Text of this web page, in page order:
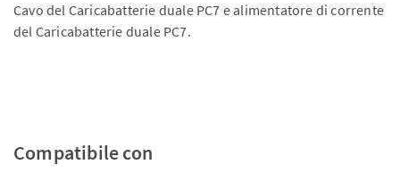
Cavo del Caricabatterie duale PC7 e alimentatore di corrente
del Caricabatterie duale PC7.
Compatibile con